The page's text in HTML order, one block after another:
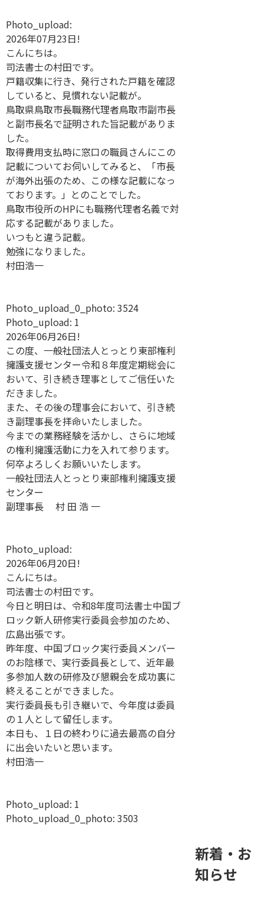
Photo_upload:
2026年07月23日!
こんにちは。
司法書士の村田です。
戸籍収集に行き、発行された戸籍を確認
していると、見慣れない記載が。
鳥取県鳥取市長職務代理者鳥取市副市長
と副市長名で証明された旨記載がありま
した。
取得費用支払時に窓口の職員さんにこの
記載についてお伺いしてみると、「市長
が海外出張のため、この様な記載になっ
ております。」とのことでした。
鳥取市役所のHPにも職務代理者名義で対
応する記載がありました。
いつもと違う記載。
勉強になりました。
村田浩一
Photo_upload_0_photo: 3524
Photo_upload: 1
2026年06月26日!
この度、一般社団法人とっとり東部権利
擁護支援センター令和８年度定期総会に
おいて、引き続き理事としてご信任いた
だきました。
また、その後の理事会において、引き続
き副理事長を拝命いたしました。
今までの業務経験を活かし、さらに地域
の権利擁護活動に力を入れて参ります。
何卒よろしくお願いいたします。
一般社団法人とっとり東部権利擁護支援
センター
副理事長 村 田 浩 一
Photo_upload:
2026年06月20日!
こんにちは。
司法書士の村田です。
今日と明日は、令和8年度司法書士中国ブ
ロック新人研修実行委員会参加のため、
広島出張です。
昨年度、中国ブロック実行委員メンバー
のお陰様で、実行委員長として、近年最
多参加人数の研修及び懇親会を成功裏に
終えることができました。
実行委員長も引き継いで、今年度は委員
の１人として留任します。
本日も、１日の終わりに過去最高の自分
に出会いたいと思います。
村田浩一
Photo_upload: 1
Photo_upload_0_photo: 3503
新着・お
知らせ